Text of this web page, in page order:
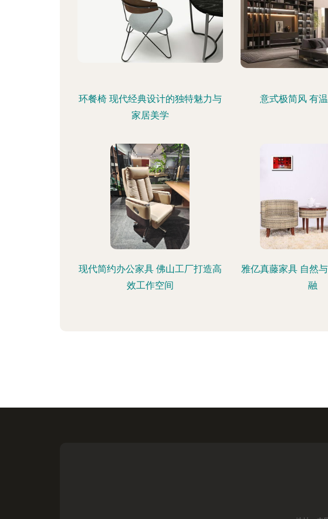
环餐椅 现代经典设计的独特魅力与
家居美学
意式极简风 有
现代简约办公家具 佛山工厂打造高
效工作空间
雅亿真藤家具 自然
融